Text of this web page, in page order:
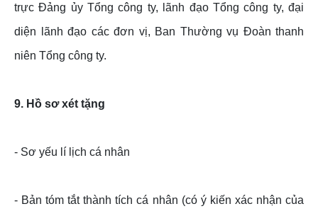
trực Đảng ủy Tổng công ty, lãnh đạo Tổng công ty, đại
diện lãnh đạo các đơn vị, Ban Thường vụ Đoàn thanh
niên Tổng công ty.
9. Hồ sơ xét tặng
- Sơ yếu lí lịch cá nhân
- Bản tóm tắt thành tích cá nhân (có ý kiến xác nhận của